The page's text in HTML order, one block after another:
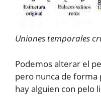
Uniones temporales
Podemos alterar el
pero nunca de forma
hay alguien con pelo